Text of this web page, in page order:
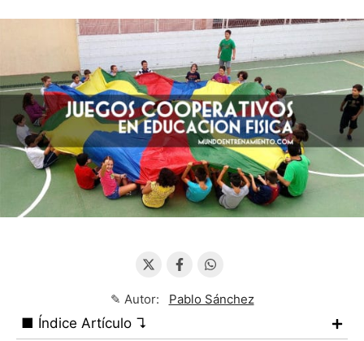
✎ Autor: Pablo Sánchez
■ Índice Artículo ↴